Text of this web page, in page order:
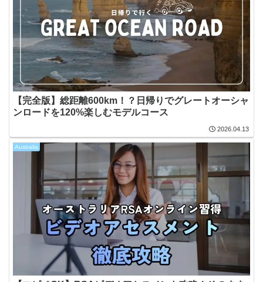
【完全版】総距離600km！？日帰りでグレートオーシャ
ンロードを120%楽しむモデルコース
2026.04.13
Australia